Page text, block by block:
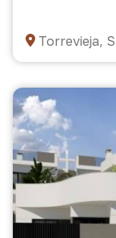
Torrevieja,